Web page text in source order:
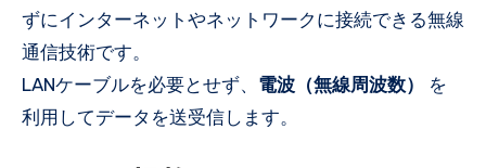
ずにインターネットやネットワークに接続できる無線
通信技術です。
LANケーブルを必要とせず、 電波（無線周波数）
を
利用してデータを送受信します。